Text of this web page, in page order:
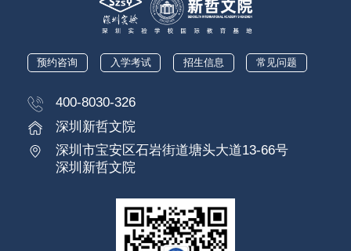
预约咨询 入学考试 招生信息 常见问题
400-8030-326
深圳新哲文院
深圳市宝安区石岩街道塘头大道13-66号
深圳新哲文院